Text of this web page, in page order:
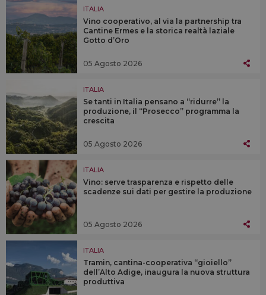
ITALIA
Vino cooperativo, al via la partnership tra
Cantine Ermes e la storica realtà laziale
Gotto d’Oro
05 Agosto 2026
ITALIA
Se tanti in Italia pensano a “ridurre” la
produzione, il “Prosecco” programma la
crescita
05 Agosto 2026
ITALIA
Vino: serve trasparenza e rispetto delle
scadenze sui dati per gestire la produzione
05 Agosto 2026
ITALIA
Tramin, cantina-cooperativa “gioiello”
dell’Alto Adige, inaugura la nuova struttura
produttiva